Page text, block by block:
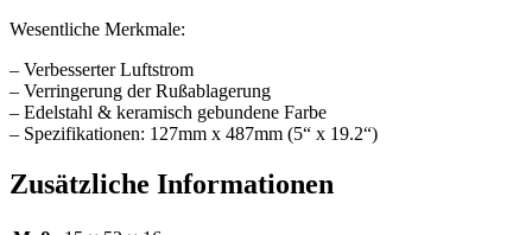
Wesentliche Merkmale:
– Verbesserter Luftstrom
– Verringerung der Rußablagerung
– Edelstahl & keramisch gebundene Farbe
– Spezifikationen: 127mm x 487mm (5“ x 19.2“)
Zusätzliche Informationen